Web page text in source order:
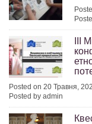
Posted on 20 Травня,
Posted by admin